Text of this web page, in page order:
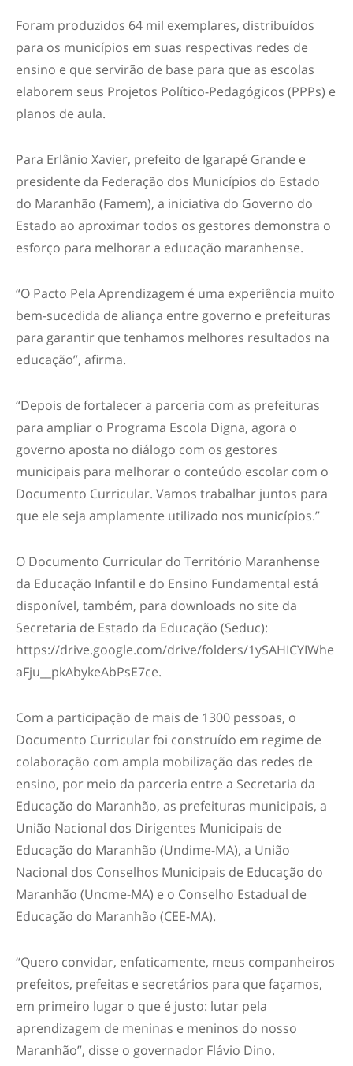
Foram produzidos 64 mil exemplares, distribuídos
para os municípios em suas respectivas redes de
ensino e que servirão de base para que as escolas
elaborem seus Projetos Político-Pedagógicos (PPPs) e
planos de aula.
Para Erlânio Xavier, prefeito de Igarapé Grande e
presidente da Federação dos Municípios do Estado
do Maranhão (Famem), a iniciativa do Governo do
Estado ao aproximar todos os gestores demonstra o
esforço para melhorar a educação maranhense.
“O Pacto Pela Aprendizagem é uma experiência muito
bem-sucedida de aliança entre governo e prefeituras
para garantir que tenhamos melhores resultados na
educação”, afirma.
“Depois de fortalecer a parceria com as prefeituras
para ampliar o Programa Escola Digna, agora o
governo aposta no diálogo com os gestores
municipais para melhorar o conteúdo escolar com o
Documento Curricular. Vamos trabalhar juntos para
que ele seja amplamente utilizado nos municípios.”
O Documento Curricular do Território Maranhense
da Educação Infantil e do Ensino Fundamental está
disponível, também, para downloads no site da
Secretaria de Estado da Educação (Seduc):
https://drive.google.com/drive/folders/1ySAHICYIWhe
aFju__pkAbykeAbPsE7ce.
Com a participação de mais de 1300 pessoas, o
Documento Curricular foi construído em regime de
colaboração com ampla mobilização das redes de
ensino, por meio da parceria entre a Secretaria da
Educação do Maranhão, as prefeituras municipais, a
União Nacional dos Dirigentes Municipais de
Educação do Maranhão (Undime-MA), a União
Nacional dos Conselhos Municipais de Educação do
Maranhão (Uncme-MA) e o Conselho Estadual de
Educação do Maranhão (CEE-MA).
“Quero convidar, enfaticamente, meus companheiros
prefeitos, prefeitas e secretários para que façamos,
em primeiro lugar o que é justo: lutar pela
aprendizagem de meninas e meninos do nosso
Maranhão”, disse o governador Flávio Dino.